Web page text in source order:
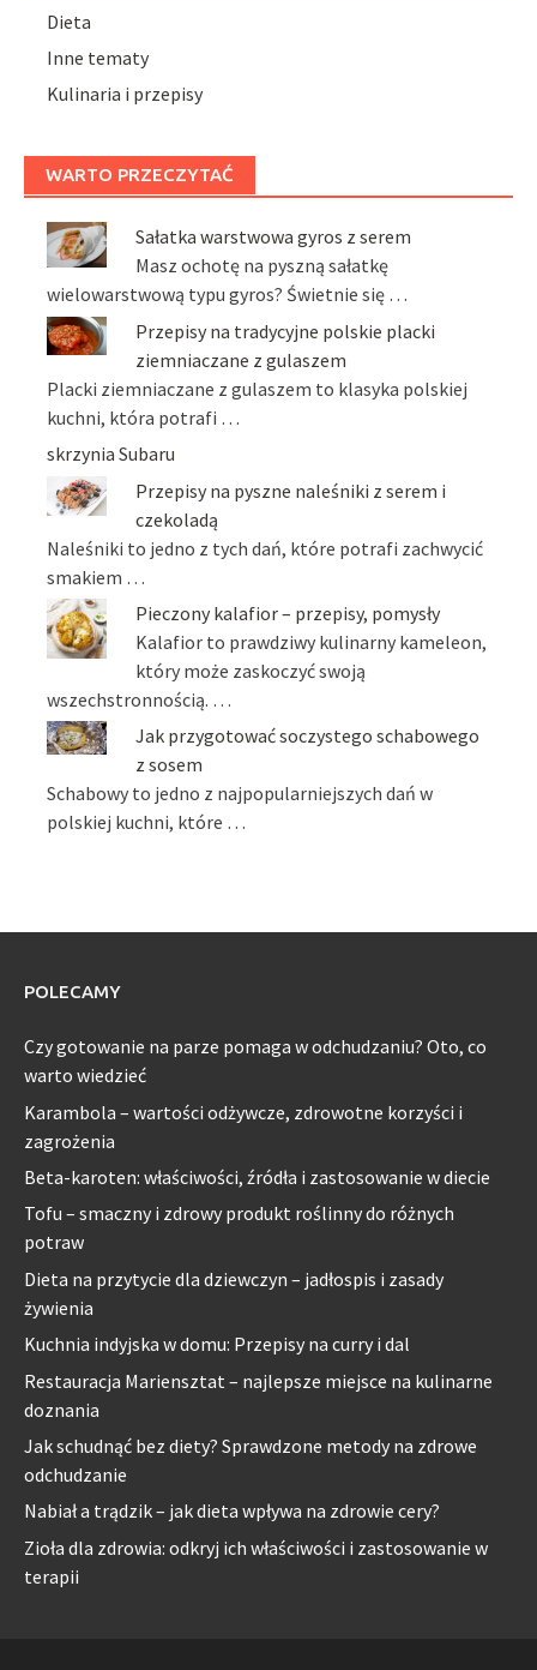
Dieta
Inne tematy
Kulinaria i przepisy
WARTO PRZECZYTAĆ
Sałatka warstwowa gyros z serem
Masz ochotę na pyszną sałatkę
wielowarstwową typu gyros? Świetnie się …
Przepisy na tradycyjne polskie placki
ziemniaczane z gulaszem
Placki ziemniaczane z gulaszem to klasyka polskiej
kuchni, która potrafi …
skrzynia Subaru
Przepisy na pyszne naleśniki z serem i
czekoladą
Naleśniki to jedno z tych dań, które potrafi zachwycić
smakiem …
Pieczony kalafior – przepisy, pomysły
Kalafior to prawdziwy kulinarny kameleon,
który może zaskoczyć swoją
wszechstronnością. …
Jak przygotować soczystego schabowego
z sosem
Schabowy to jedno z najpopularniejszych dań w
polskiej kuchni, które …
POLECAMY
Czy gotowanie na parze pomaga w odchudzaniu? Oto, co
warto wiedzieć
Karambola – wartości odżywcze, zdrowotne korzyści i
zagrożenia
Beta-karoten: właściwości, źródła i zastosowanie w diecie
Tofu – smaczny i zdrowy produkt roślinny do różnych
potraw
Dieta na przytycie dla dziewczyn – jadłospis i zasady
żywienia
Kuchnia indyjska w domu: Przepisy na curry i dal
Restauracja Mariensztat – najlepsze miejsce na kulinarne
doznania
Jak schudnąć bez diety? Sprawdzone metody na zdrowe
odchudzanie
Nabiał a trądzik – jak dieta wpływa na zdrowie cery?
Zioła dla zdrowia: odkryj ich właściwości i zastosowanie w
terapii